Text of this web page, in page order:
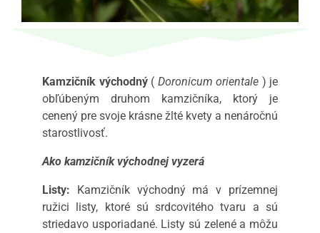
Kamzičník východný( Doronicum orientale ) je
obľúbeným druhom kamzičníka, ktorý je
cenený pre svoje krásne žlté kvety a nenáročnú
starostlivosť.
Ako kamzičník východnej vyzerá
Listy: Kamzičník východný má v prízemnej
ružici listy, ktoré sú srdcovitého tvaru a sú
striedavo usporiadané. Listy sú zelené a môžu